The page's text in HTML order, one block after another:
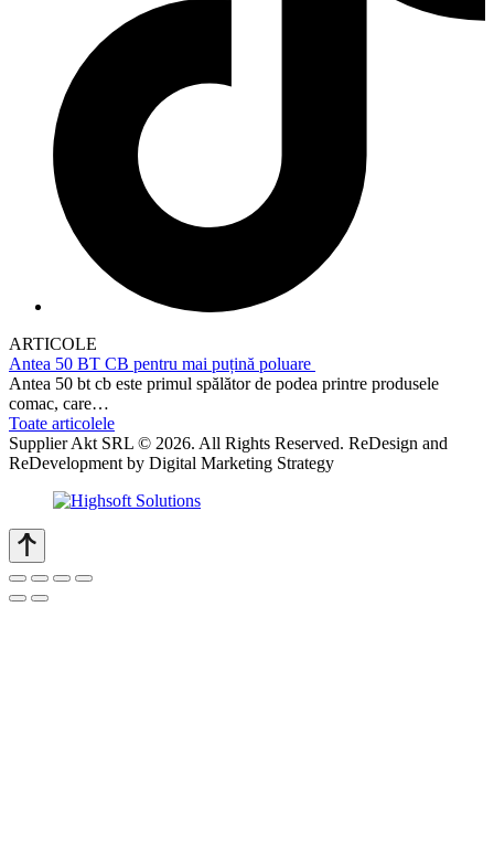
ARTICOLE
Antea 50 BT CB pentru mai puțină poluare
Antea 50 bt cb este primul spălător de podea printre produsele
comac, care…
Toate articolele
Supplier Akt SRL © 2026. All Rights Reserved. ReDesign and
ReDevelopment by Digital Marketing Strategy